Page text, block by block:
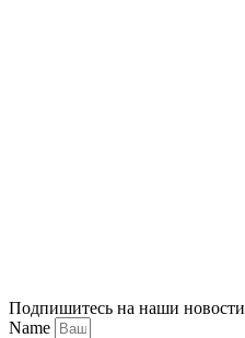
Подпишитесь на наши новости
Name